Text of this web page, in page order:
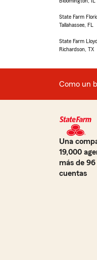
State Farm
Tallahassee, FL
State Farm
Richardson, TX
Como un
Una
19,000
más de
cuentas